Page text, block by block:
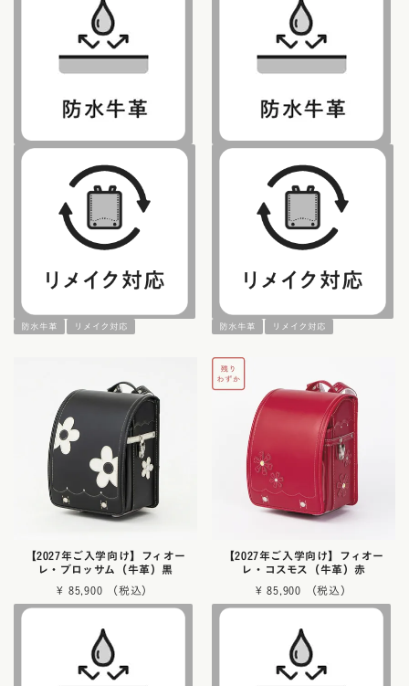
防水牛革 リメイク対応 防水牛革 リメイク対応
【2027年ご入学向け】フィオー
レ・ブロッサム（牛革）黒
¥ 85,900
【2027年ご入学向け】フィオー
レ・コスモス（牛革）赤
¥ 85,900